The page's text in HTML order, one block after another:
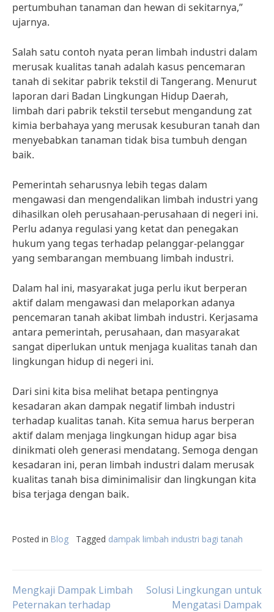
pertumbuhan tanaman dan hewan di sekitarnya,”
ujarnya.
Salah satu contoh nyata peran limbah industri dalam
merusak kualitas tanah adalah kasus pencemaran
tanah di sekitar pabrik tekstil di Tangerang. Menurut
laporan dari Badan Lingkungan Hidup Daerah,
limbah dari pabrik tekstil tersebut mengandung zat
kimia berbahaya yang merusak kesuburan tanah dan
menyebabkan tanaman tidak bisa tumbuh dengan
baik.
Pemerintah seharusnya lebih tegas dalam
mengawasi dan mengendalikan limbah industri yang
dihasilkan oleh perusahaan-perusahaan di negeri ini.
Perlu adanya regulasi yang ketat dan penegakan
hukum yang tegas terhadap pelanggar-pelanggar
yang sembarangan membuang limbah industri.
Dalam hal ini, masyarakat juga perlu ikut berperan
aktif dalam mengawasi dan melaporkan adanya
pencemaran tanah akibat limbah industri. Kerjasama
antara pemerintah, perusahaan, dan masyarakat
sangat diperlukan untuk menjaga kualitas tanah dan
lingkungan hidup di negeri ini.
Dari sini kita bisa melihat betapa pentingnya
kesadaran akan dampak negatif limbah industri
terhadap kualitas tanah. Kita semua harus berperan
aktif dalam menjaga lingkungan hidup agar bisa
dinikmati oleh generasi mendatang. Semoga dengan
kesadaran ini, peran limbah industri dalam merusak
kualitas tanah bisa diminimalisir dan lingkungan kita
bisa terjaga dengan baik.
Posted in Blog Tagged dampak limbah industri bagi tanah
Post
Mengkaji Dampak Limbah
Peternakan terhadap
Solusi Lingkungan untuk
Mengatasi Dampak